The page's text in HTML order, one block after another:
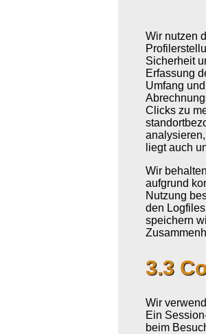
Wir nutzen
Sicherheit
Erfassung
Umfang
Clicks zu
liegt auch
Wir
aufgrund
Nutzung
den
speichern
3.3
Wir
Ein
beim